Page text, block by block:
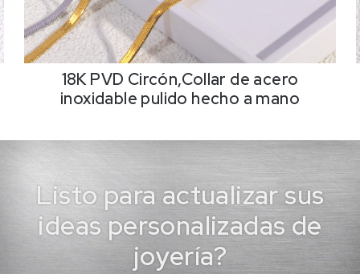
18K PVD Circón,Collar de acero
inoxidable pulido hecho a mano
Listo para actualizar sus
ideas personalizadas de
joyería?